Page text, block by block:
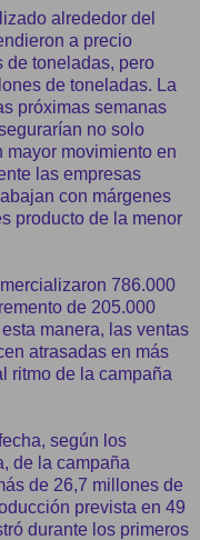
alrededor del
a precio
de toneladas, pero
de toneladas. La
próximas semanas
no solo
mayor movimiento en
las empresas
con márgenes
producto de la menor
786.000
de 205.000
manera, las ventas
atrasadas en más
ritmo de la campaña
según los
de la campaña
de 26,7 millones de
prevista en 49
durante los primeros